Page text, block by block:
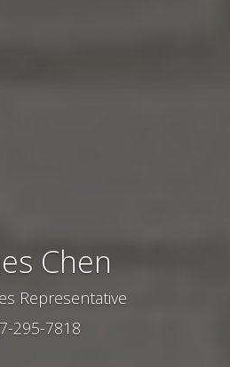
Chen
Representative
295-7818